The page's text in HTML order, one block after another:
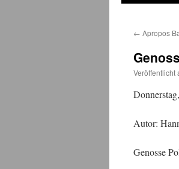
← Apropos
Veröffentlicht
Autor:
Genosse